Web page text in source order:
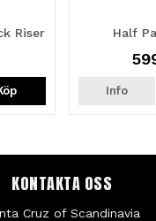
Riser Half
Info
KONTAKTA OSS
Cruz of Scandinavia